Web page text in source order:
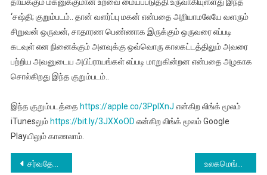
‘சஷ்தி; குறும்படம்.. தான் வளர்ப்பு மகன் என்பதை அறியாமலேயே வளரும்
சிறுவன் ஒருவன், சாதாரண பெண்ணாக இருக்கும் ஒருவரை எப்படி
கடவுள் என நினைக்கும் அளவுக்கு ஒவ்வொரு காலகட்டத்திலும் அவரை
பற்றிய அவனுடைய அபிப்ராயங்கள் எப்படி மாறுகின்றன என்பதை அழகாக
சொல்கிறது இந்த குறும்படம்..
இந்த குறும்படத்தை https://apple.co/3PpIXnJ என்கிற லிங்க் மூலம்
iTunesலும் https://bit.ly/3JXXoOD என்கிற லிங்க் மூலம் Google
Playயிலும் காணலாம்.
Post
சர்வதேச பெண்களுக்கு எதிரான வன்முறைகள் ஒழிப்பு தினத்தை ஒட்டி ‘சீன் நம்பர் 62′ திரைப்படத்தில் இருந்து இரண்டாவது சிங்கிளாக ‘சீதா’ பாடல் வெளியீடு